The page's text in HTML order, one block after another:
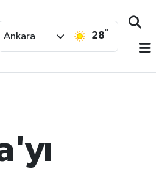
Ankara 28°